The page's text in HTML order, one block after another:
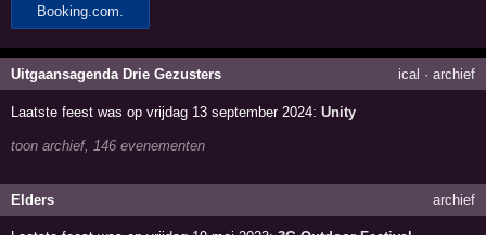
Uitgaansagenda Drie Gezusters ical · archief
Laatste feest was op vrijdag 13 september 2024:Unity
toon archief, 146 evenementen
Elders archief